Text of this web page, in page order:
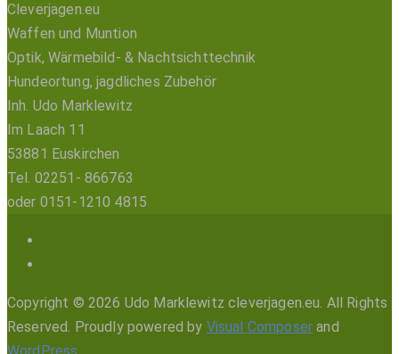
Cleverjagen.eu
Waffen und Muntion
Optik, Wärmebild- & Nachtsichttechnik
Hundeortung, jagdliches Zubehör
Inh. Udo Marklewitz
Im Laach 11
53881 Euskirchen
Tel. 02251- 866763
oder 0151-1210 4815
Copyright © 2026 Udo Marklewitz cleverjagen.eu. All Rights
Reserved. Proudly powered by Visual Composer and